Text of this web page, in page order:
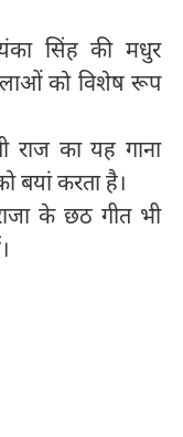
सिंह की मधुर
को विशेष रूप
राज का यह गाना
बयां करता है।
के छठ गीत भी